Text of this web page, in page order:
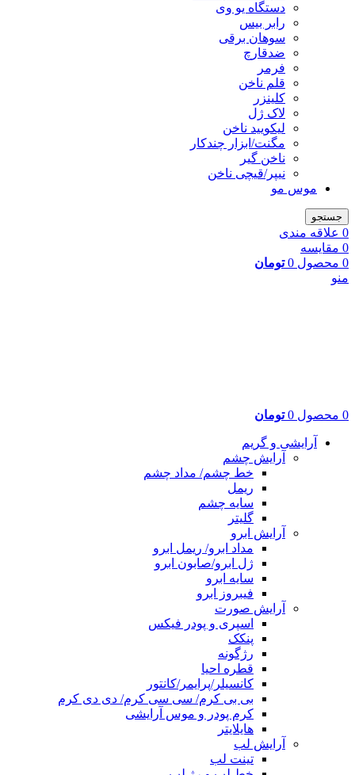
دستگاه یو وی
رابر بیس
سوهان برقی
ضدقارچ
فرمر
قلم ناخن
کلینزر
لاک ژل
لیکوييد ناخن
مگنت/ابزار چندکار
ناخن گیر
نیپر/قیچی ناخن
موس مو
جستجو
0 علاقه مندی
0 مقایسه
0 محصول 0 تومان
منو
0 محصول 0 تومان
آرایشی و گریم
آرایش چشم
خط چشم/ مداد چشم
ریمل
سایه چشم
گلیتر
آرایش ابرو
مداد ابرو/ ریمل ابرو
ژل ابرو/صابون ابرو
سایه ابرو
فیبروز ابرو
آرایش صورت
اسپری و پودر فیکس
پنکک
رژگونه
قطره احیا
کانسیلر/پرایمر/کانتور
بی بی کرم/ سی سی کرم/ دی دی کرم
کرم پودر و موس آرایشی
هایلایتر
آرایش لب
تینت لب